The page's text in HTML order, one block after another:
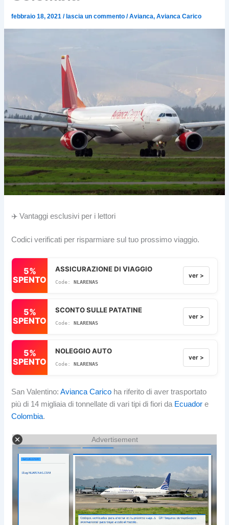
febbraio 18, 2021/ lascia un commento /Avianca,Avianca Carico
✈️ Vantaggi esclusivi per i lettori
Codici verificati per risparmiare sul tuo prossimo viaggio.
5%
SPENTO
ASSICURAZIONE DI VIAGGIO
NLARENAS
ver >
5%
SPENTO
SCONTO SULLE PATATINE
NLARENAS
ver >
5%
SPENTO
NOLEGGIO AUTO
NLARENAS
ver >
San Valentino:Avianca Carico ha riferito di aver trasportato
più di 14 migliaia di tonnellate di vari tipi di fiori da Ecuador e
Colombia.
Advertisement